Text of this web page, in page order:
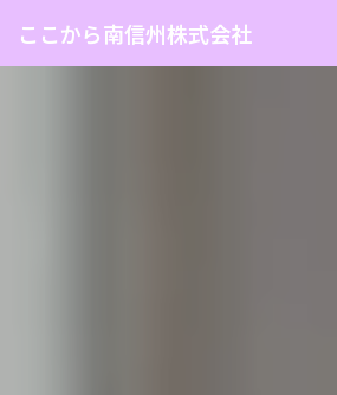
ここから南信州株式会社